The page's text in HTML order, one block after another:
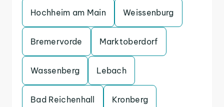
Hochheim am Main Weissenburg
Bremervorde Marktoberdorf
Wassenberg Lebach
Bad Reichenhall Kronberg